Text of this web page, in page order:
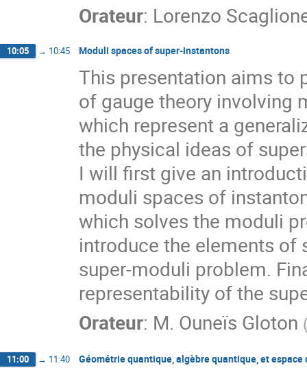
Orateur: Lorenzo
10:05 → 10:45 Moduli spaces of super-instantons
This presentation aims to
of gauge theory involving
which represent a
the physical ideas of
I will first give an
moduli spaces of
which solves the moduli
introduce the elements of
super-moduli problem.
representability of the
Orateur: M. Ouneïs Gloton
11:00 → 11:40 Géométrie quantique, algèbre quantique, et